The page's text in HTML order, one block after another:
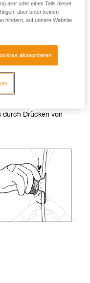
der
Ihrer
durch Drücken von
aller oder eines Teils dieser
aber unter keinen
hindern, auf unsere Website
akzeptieren